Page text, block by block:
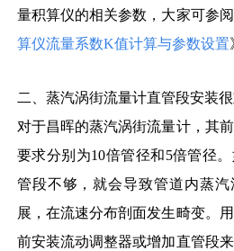
量积算仪的相关参数，大家可参
算仪流量系数K值计算与参数设置
二、蒸汽涡街流量计直管段安装
对于昌晖的蒸汽涡街流量计，其
要求分别为10倍管径和5倍管径
管段不够，就会导致管道内蒸汽
展，在流速分布剖面发生畸变。
前安装流动调整器或增加直管段